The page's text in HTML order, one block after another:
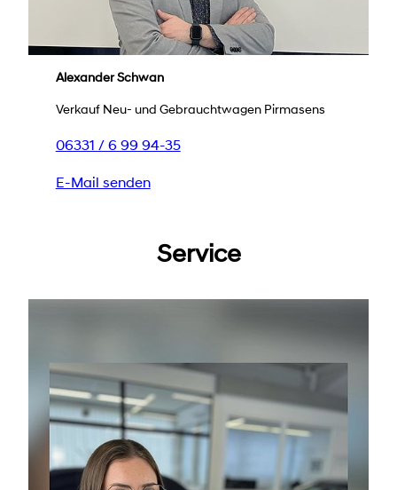
Alexander Schwan
Verkauf Neu- und Gebrauchtwagen Pirmasens
06331 / 6 99 94-35
E-Mail senden
Service